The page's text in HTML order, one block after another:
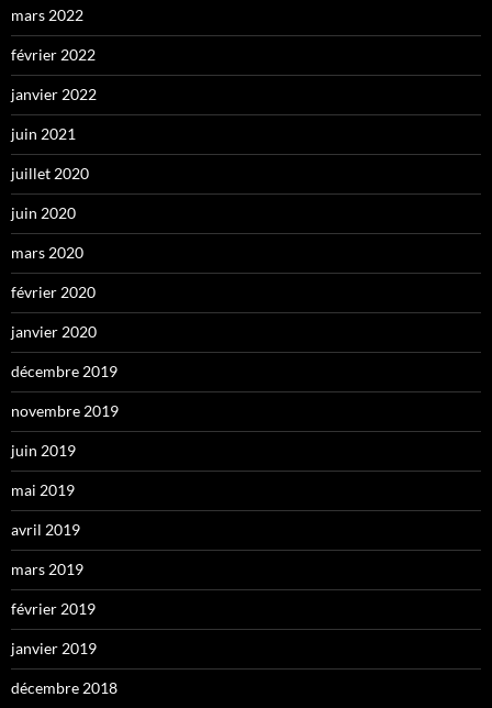
mars 2022
février 2022
janvier 2022
juin 2021
juillet 2020
juin 2020
mars 2020
février 2020
janvier 2020
décembre 2019
novembre 2019
juin 2019
mai 2019
avril 2019
mars 2019
février 2019
janvier 2019
décembre 2018